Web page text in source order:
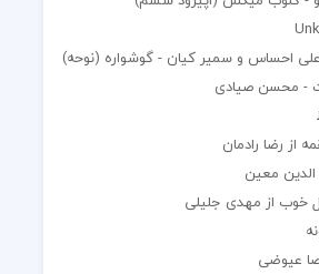
علی احساس و سمیر کیان - گوشواره (نوحه)
محسن صیادی
از رضا رادمان
معین
خوب از مهدی جلیلی
عیوضی